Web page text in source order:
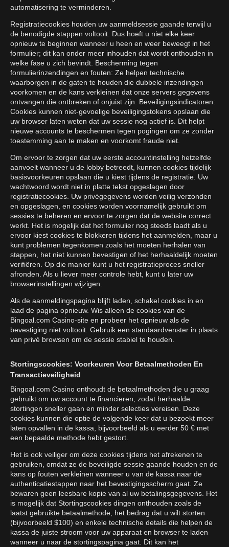
automatisering te verminderen.
Registratiecookies houden uw aanmeldsessie gaande terwijl u
de benodigde stappen voltooit. Dus hoeft u niet elke keer
opnieuw te beginnen wanneer u heen en weer beweegt in het
formulier; dit kan onder meer inhouden dat wordt onthouden in
welke fase u zich bevindt. Bescherming tegen
formulierinzendingen en fouten: Ze helpen technische
waarborgen in de gaten te houden die dubbele inzendingen
voorkomen en de kans verkleinen dat onze servers gegevens
ontvangen die ontbreken of onjuist zijn. Beveiligingsindicatoren:
Cookies kunnen niet-gevoelige beveiligingstokens opslaan die
uw browser laten weten dat uw sessie nog actief is. Dit helpt
nieuwe accounts te beschermen tegen pogingen om ze zonder
toestemming aan te maken en voorkomt fraude niet.
Om ervoor te zorgen dat uw eerste accountinstelling hetzelfde
aanvoelt wanneer u de lobby betreedt, kunnen cookies tijdelijk
basisvoorkeuren opslaan die u kiest tijdens de registratie. Uw
wachtwoord wordt niet in platte tekst opgeslagen door
registratiecookies. Uw privégegevens worden veilig verzonden
en opgeslagen, en cookies worden voornamelijk gebruikt om
sessies te beheren en ervoor te zorgen dat de website correct
werkt. Het is mogelijk dat het formulier nog steeds laadt als u
ervoor kiest cookies te blokkeren tijdens het aanmelden, maar u
kunt problemen tegenkomen zoals het moeten herhalen van
stappen, het niet kunnen bevestigen of het herhaaldelijk moeten
verifiëren. Op die manier kunt u het registratieproces sneller
afronden. Als u liever meer controle hebt, kunt u later uw
browserinstellingen wijzigen.
Als de aanmeldingspagina blijft laden, schakel cookies in en
laad de pagina opnieuw. Wis alleen de cookies van de
Bingoal.com Casino-site en probeer het opnieuw als de
bevestiging niet voltooit. Gebruik een standaardvenster in plaats
van privé browsen om de sessie stabiel te houden.
Stortingscookies: Voorkeuren Voor Betaalmethoden En
Transactieveiligheid
Bingoal.com Casino onthoudt de betaalmethoden die u graag
gebruikt om uw account te financieren, zodat herhaalde
stortingen sneller gaan en minder selecties vereisen. Deze
cookies kunnen die optie de volgende keer dat u bezoekt meer
laten opvallen in de kassa, bijvoorbeeld als u eerder 50 € met
een bepaalde methode hebt gestort.
Het is ook veiliger om deze cookies tijdens het afrekenen te
gebruiken, omdat ze de beveiligde sessie gaande houden en de
kans op fouten verkleinen wanneer u van de kassa naar de
authenticatiestappen naar het bevestigingsscherm gaat. Ze
bewaren geen leesbare kopie van al uw betalingsgegevens. Het
is mogelijk dat Stortingscookies dingen onthouden zoals de
laatst gebruikte betaalmethode, het bedrag dat u wilt storten
(bijvoorbeeld $100) en enkele technische details die helpen de
kassa de juiste stroom voor uw apparaat en browser te laden
wanneer u naar de stortingspagina gaat. Dit kan het